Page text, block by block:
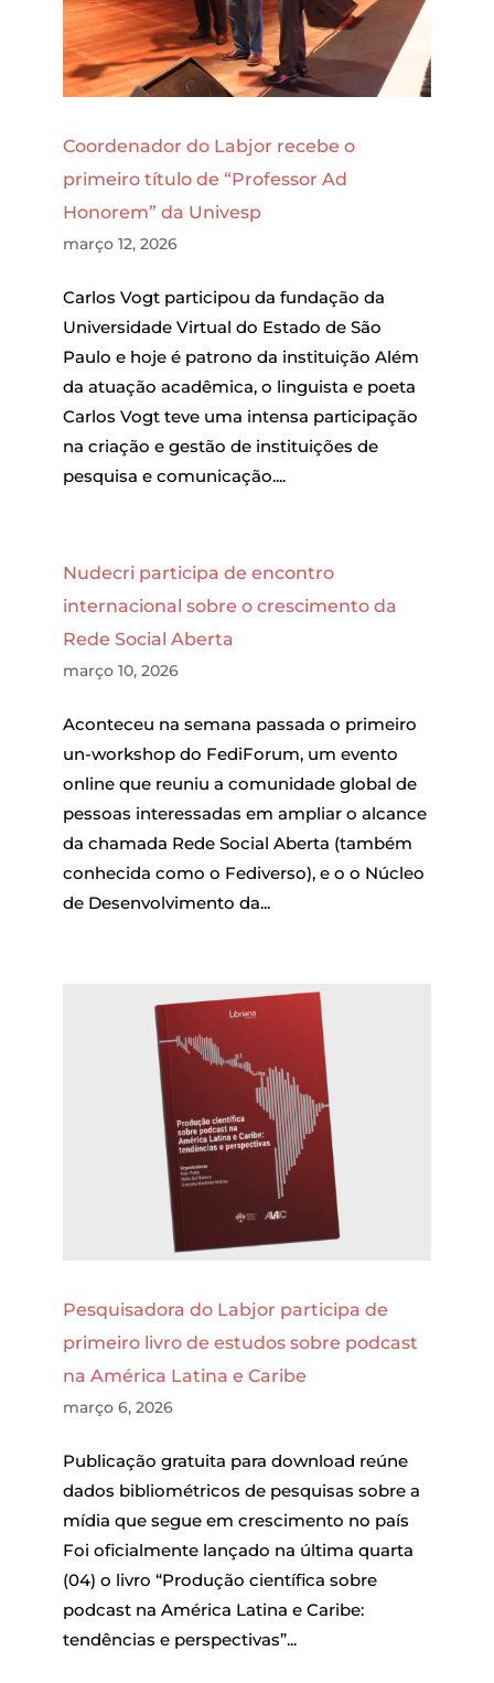
Coordenador do Labjor recebe o
primeiro título de “Professor Ad
Honorem” da Univesp
março 12, 2026
Carlos Vogt participou da fundação da
Universidade Virtual do Estado de São
Paulo e hoje é patrono da instituição Além
da atuação acadêmica, o linguista e poeta
Carlos Vogt teve uma intensa participação
na criação e gestão de instituições de
pesquisa e comunicação....
Nudecri participa de encontro
internacional sobre o crescimento da
Rede Social Aberta
março 10, 2026
Aconteceu na semana passada o primeiro
un-workshop do FediForum, um evento
online que reuniu a comunidade global de
pessoas interessadas em ampliar o alcance
da chamada Rede Social Aberta (também
conhecida como o Fediverso), e o o Núcleo
de Desenvolvimento da...
Pesquisadora do Labjor participa de
primeiro livro de estudos sobre podcast
na América Latina e Caribe
março 6, 2026
Publicação gratuita para download reúne
dados bibliométricos de pesquisas sobre a
mídia que segue em crescimento no país
Foi oficialmente lançado na última quarta
(04) o livro “Produção científica sobre
podcast na América Latina e Caribe:
tendências e perspectivas”...